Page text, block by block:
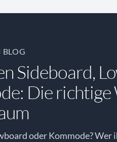
BLOG
Sideboard,
Die
oder Kommode? Wer